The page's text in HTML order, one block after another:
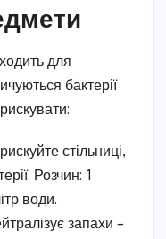
для
бактерії
стільниці,
Розчин: 1
води.
запахи –